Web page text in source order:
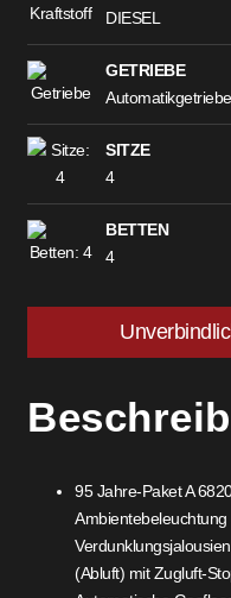
DIESEL
GETRIEBE
Automatikgetriebe
SITZE
4
BETTEN
4
95 Jahre-Paket A
(Abluft) mit Zugluft-